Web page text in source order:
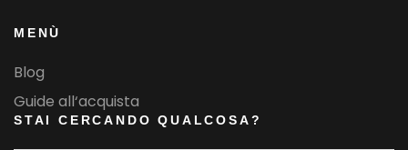
MENÙ
Blog
Guide all‘acquista
STAI CERCANDO QUALCOSA?